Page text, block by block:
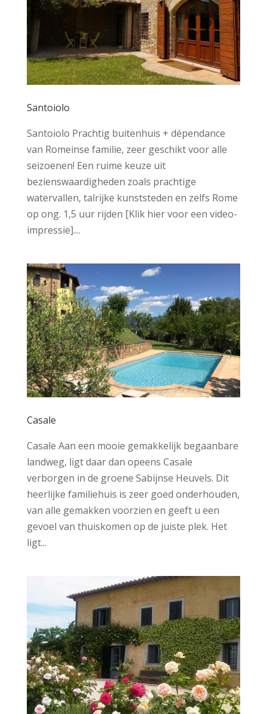
Santoiolo
Santoiolo Prachtig buitenhuis + dépendance
van Romeinse familie, zeer geschikt voor alle
seizoenen! Een ruime keuze uit
bezienswaardigheden zoals prachtige
watervallen, talrijke kunststeden en zelfs Rome
op ong. 1,5 uur rijden [Klik hier voor een video-
impressie]....
Casale
Casale Aan een mooie gemakkelijk begaanbare
landweg, ligt daar dan opeens Casale
verborgen in de groene Sabijnse Heuvels. Dit
heerlijke familiehuis is zeer goed onderhouden,
van alle gemakken voorzien en geeft u een
gevoel van thuiskomen op de juiste plek. Het
ligt...